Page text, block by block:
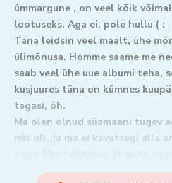
ümmargune , on veel kõik
lootuseks. Aga ei, pole hullu ( :
Täna leidsin veel maalt, ühe
ülimõnusa. Homme saame me
saab veel ühe uue albumi teha,
kusjuures täna on kümnes
tagasi, õh.
Ma olen olnud siiamaani tugev
mis oli…ja ma ei kavatsegi alla